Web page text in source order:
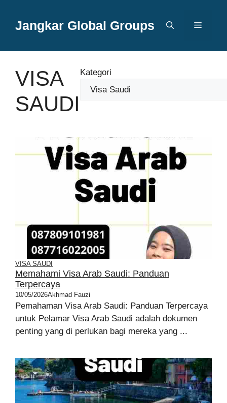
Jangkar Global Groups Menu
VISA
SAUDI
Kategori
VISA SAUDI
Memahami Visa Arab Saudi: Panduan
Terpercaya
10/05/2026Akhmad Fauzi
Pemahaman Visa Arab Saudi: Panduan Terpercaya
untuk Pelamar Visa Arab Saudi adalah dokumen
penting yang di perlukan bagi mereka yang ...